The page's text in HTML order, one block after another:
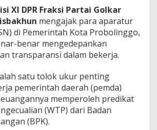
b
o
l
i
n
g
g
Y
a
n
g
L
i
XI DPR Fraksi Partai Golkar
mengajak para aparatur
di Pemerintah Kota Probolinggo,
benar mengedepankan
transparansi dalam bekerja.
satu tolok ukur penting
pemerintah daerah (pemda)
memperoleh predikat
(WTP) dari Badan
(BPK).